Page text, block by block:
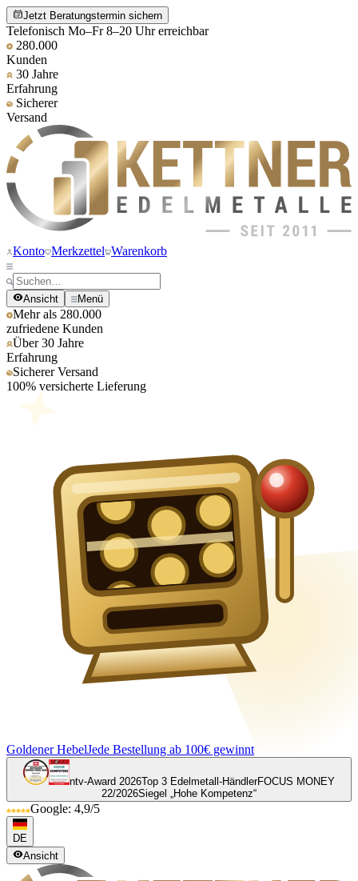
Jetzt Beratungstermin sichern
Telefonisch Mo–Fr 8–20 Uhr erreichbar
280.000
Kunden
30 Jahre
Erfahrung
Sicherer
Versand
Konto Merkzettel Warenkorb
Ansicht Menü
Mehr als 280.000
zufriedene Kunden
Über 30 Jahre
Erfahrung
Sicherer Versand
100% versicherte Lieferung
Goldener HebelJede Bestellung ab 100€ gewinnt
ntv-Award 2026Top 3 Edelmetall-HändlerFOCUS MONEY
22/2026Siegel „Hohe Kompetenz“
Google: 4,9/5
DE
Ansicht